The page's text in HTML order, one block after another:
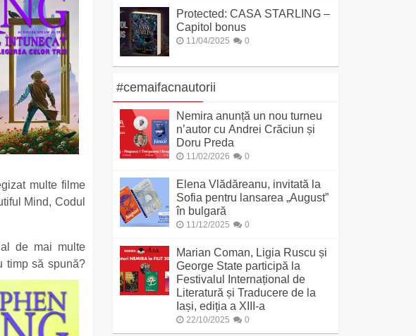
multe filme
Mind, Codul
de mai multe
timp să spună?
Protected: CASA STARLING –
Capitol bonus
11/04/2025 0
#cemaifacnautorii
Nemira anunță un nou turneu
n’autor cu Andrei Crăciun și
Doru Preda
11/02/2026 0
Elena Vlădăreanu, invitată la
Sofia pentru lansarea „August”
în bulgară
11/12/2025 0
Marian Coman, Ligia Ruscu și
George State participă la
Festivalul Internațional de
Literatură și Traducere de la
Iași, ediția a XIII-a
22/10/2025 0